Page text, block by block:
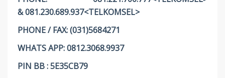
& 081.230.689.937<TELKOMSEL>
PHONE / FAX: (031)5684271
WHATS APP: 0812.3068.9937
PIN BB : 5E35CB79